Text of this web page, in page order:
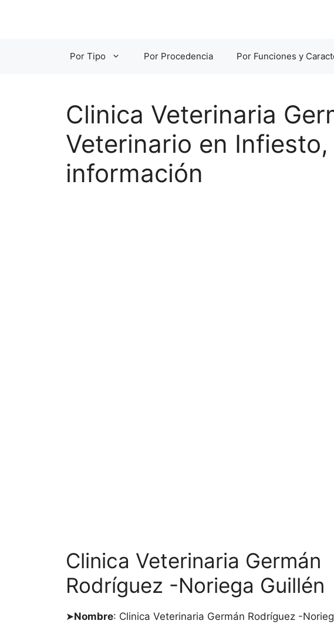
Por Tipo Por Procedencia Por Funciones y
Clinica Veterinaria
Veterinario en
información
Clinica Veterinaria Germán
Rodríguez -Noriega Guillén
➤Nombre: Clinica Veterinaria Germán Rodríguez -